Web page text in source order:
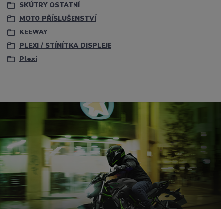
SKÚTRY OSTATNÍ
MOTO PŘÍSLUŠENSTVÍ
KEEWAY
PLEXI / STÍNÍTKA DISPLEJE
Plexi